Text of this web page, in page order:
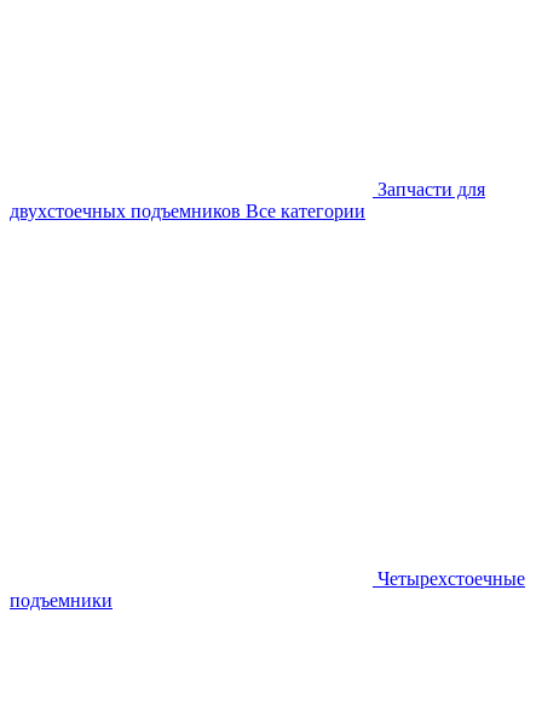
Запчасти для
двухстоечных подъемников Все категории
Четырехстоечные
подъемники